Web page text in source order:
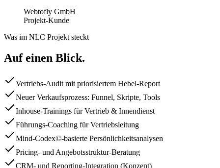
Webtofly GmbH
Projekt-Kunde
Was im NLC Projekt steckt
Auf einen Blick.
Vertriebs-Audit mit priorisiertem Hebel-Report
Neuer Verkaufsprozess: Funnel, Skripte, Tools
Inhouse-Trainings für Vertrieb & Innendienst
Führungs-Coaching für Vertriebsleitung
Mind-Codex©-basierte Persönlichkeitsanalysen
Pricing- und Angebotsstruktur-Beratung
CRM- und Reporting-Integration (Konzept)